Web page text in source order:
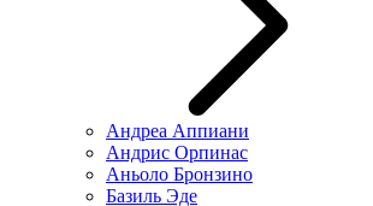
Андреа Аппиани
Андрис Орпинас
Аньоло Бронзино
Базиль Эде